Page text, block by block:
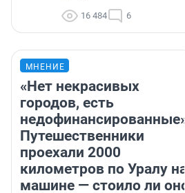
16 484 6
МНЕНИЕ
«Нет некрасивых
городов, есть
недофинансированные».
Путешественники
проехали 2000
километров по Уралу на
машине — стоило ли оно